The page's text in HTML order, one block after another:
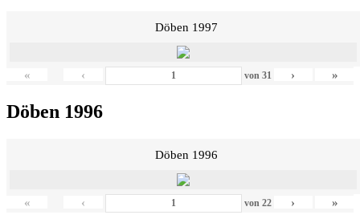
Döben 1997
« ‹ von 31 › »
Döben 1996
Döben 1996
« ‹ von 22 › »